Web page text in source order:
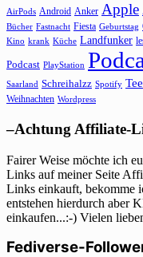
AirPods Android Anker Apple
Bücher Fastnacht Fiesta Geburtstag
Kino krank Küche Landfunker
Podcast PlayStation
Saarland Schreihalzz Spotify Tee
Weihnachten Wordpress
–Achtung Affiliate-
Fairer Weise möchte ich
Links auf meiner Seite
Links einkauft, bekomme
entstehen hierdurch aber
einkaufen...:-) Vielen
Fediverse-